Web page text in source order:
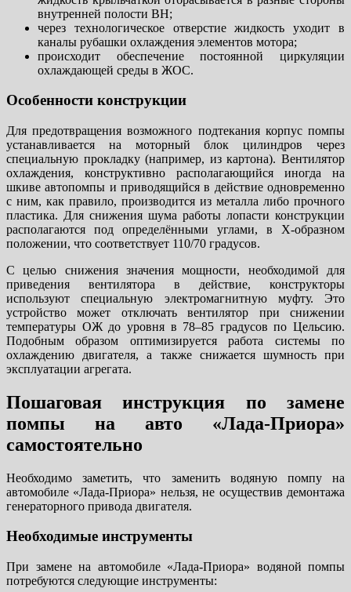
внутренней полости ВН;
через технологическое отверстие жидкость уходит в
каналы рубашки охлаждения элементов мотора;
происходит обеспечение постоянной циркуляции
охлаждающей среды в ЖОС.
Особенности конструкции
Для предотвращения возможного подтекания корпус помпы
устанавливается на моторный блок цилиндров через
специальную прокладку (например, из картона). Вентилятор
охлаждения, конструктивно располагающийся иногда на
шкиве автопомпы и приводящийся в действие одновременно
с ним, как правило, производится из металла либо прочного
пластика. Для снижения шума работы лопасти конструкции
располагаются под определёнными углами, в Х-образном
положении, что соответствует 110/70 градусов.
С целью снижения значения мощности, необходимой для
приведения вентилятора в действие, конструкторы
используют специальную электромагнитную муфту. Это
устройство может отключать вентилятор при снижении
температуры ОЖ до уровня в 78–85 градусов по Цельсию.
Подобным образом оптимизируется работа системы по
охлаждению двигателя, а также снижается шумность при
эксплуатации агрегата.
Пошаговая инструкция по замене
помпы на авто «Лада-Приора»
самостоятельно
Необходимо заметить, что заменить водяную помпу на
автомобиле «Лада-Приора» нельзя, не осуществив демонтажа
генераторного привода двигателя.
Необходимые инструменты
При замене на автомобиле «Лада-Приора» водяной помпы
потребуются следующие инструменты: